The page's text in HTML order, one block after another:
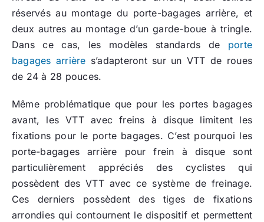
réservés au montage du porte-bagages arrière, et
deux autres au montage d’un garde-boue à tringle.
Dans ce cas, les modèles standards de porte
bagages arrière s’adapteront sur un VTT de roues
de 24 à 28 pouces.
Même problématique que pour les portes bagages
avant, les VTT avec freins à disque limitent les
fixations pour le porte bagages. C’est pourquoi les
porte-bagages arrière pour frein à disque sont
particulièrement appréciés des cyclistes qui
possèdent des VTT avec ce système de freinage.
Ces derniers possèdent des tiges de fixations
arrondies qui contournent le dispositif et permettent